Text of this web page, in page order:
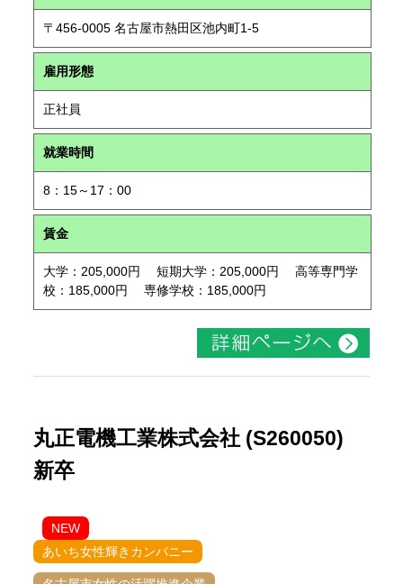
〒456-0005 名古屋市熱田区池内町1-5
雇用形態
正社員
就業時間
8：15～17：00
賃金
大学：205,000円 短期大学：205,000円 高等専門学
校：185,000円 専修学校：185,000円
丸正電機工業株式会社 (S260050)
新卒
NEW
あいち女性輝きカンパニー